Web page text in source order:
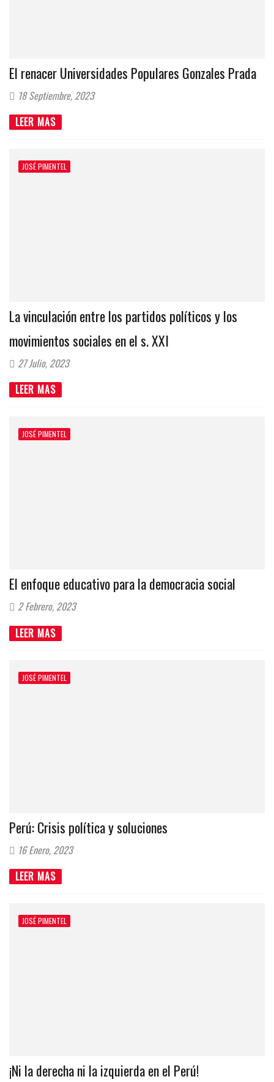
El renacer Universidades Populares Gonzales Prada
18 Septiembre, 2023
LEER MAS
JOSÉ PIMENTEL
La vinculación entre los partidos políticos y los
movimientos sociales en el s. XXI
27 Julio, 2023
LEER MAS
JOSÉ PIMENTEL
El enfoque educativo para la democracia social
2 Febrero, 2023
LEER MAS
JOSÉ PIMENTEL
Perú: Crisis política y soluciones
16 Enero, 2023
LEER MAS
JOSÉ PIMENTEL
¡Ni la derecha ni la izquierda en el Perú!